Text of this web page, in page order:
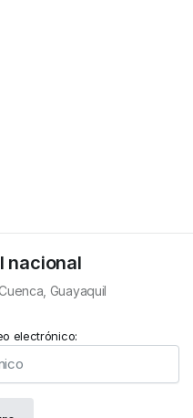
nacional
Guayaquil
electrónico: